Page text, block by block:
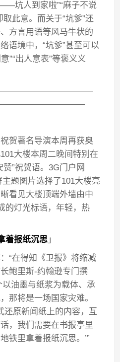
坑人到家啦”“麻子不说
此意。而关于“坑爹”还
方言用语等风马牛状的
语境中，“坑爹”甚至可以
”“出人意表”等褒义义
贺著名导演本周再获奥
大楼本周二晚间特别在
”祝贺语。3G门户网
主题图片选择了101大楼亮
看见大楼顶端外墙由中
的灯光标语，年轻，热
着报纸沉思 」
“在得知《卫报》将缩减
鲍里斯-约翰逊专门撰
以油墨与纸浆为载体、承
那将是一场国家灾难。
还原新闻纸上的内容，互
，我们需要在书报亭里
铁里拿着报纸沉思。’”